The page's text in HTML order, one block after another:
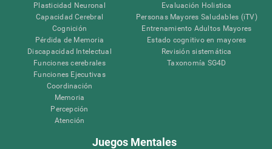
Plasticidad Neuronal
Capacidad Cerebral
Cognición
Pérdida de Memoria
Discapacidad Intelectual
Funciones cerebrales
Funciones Ejecutivas
Coordinación
Memoria
Percepción
Atención
Evaluación Holistica
Personas Mayores Saludables (iTV)
Entrenamiento Adultos Mayores
Estado cognitivo en mayores
Revisión sistemática
Taxonomía SG4D
Juegos Mentales